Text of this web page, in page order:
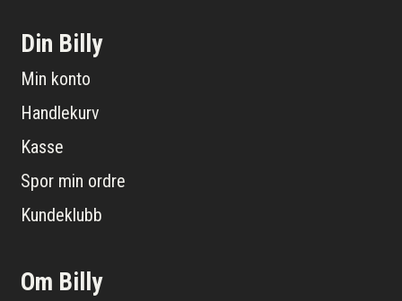
Din Billy
Min konto
Handlekurv
Kasse
Spor min ordre
Kundeklubb
Om Billy